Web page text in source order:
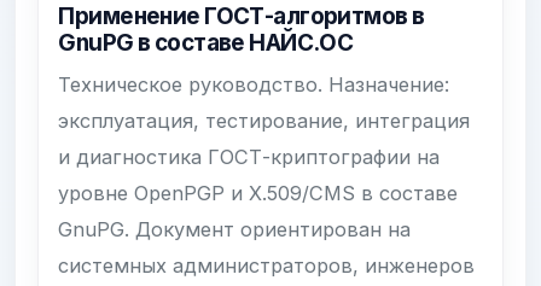
Применение ГОСТ-алгоритмов в
GnuPG в составе НАЙС.ОС
Техническое руководство. Назначение:
эксплуатация, тестирование, интеграция
и диагностика ГОСТ-криптографии на
уровне OpenPGP и X.509/CMS в составе
GnuPG. Документ ориентирован на
системных администраторов, инженеров